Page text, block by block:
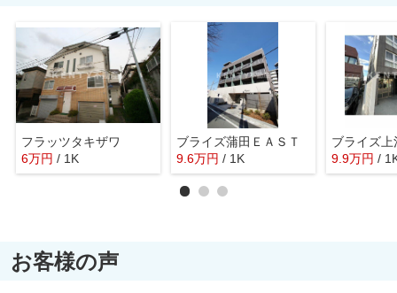
フラッツタキザワ
6万円 / 1K
ブライズ蒲田ＥＡＳＴ
9.6万円 / 1K
ブライズ上
9.9万円 /
お客様の声